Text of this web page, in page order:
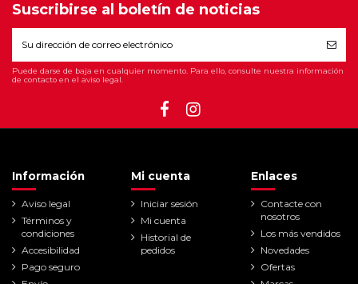
Suscribirse al boletín de noticias
Puede darse de baja en cualquier momento. Para ello, consulte nuestra información
de contacto en el aviso legal.
Información
Aviso legal
Términos y
condiciones
Accesibilidad
Pago seguro
Mi cuenta
Iniciar sesión
Mi cuenta
Historial de
pedidos
Enlaces
Contacte con
nosotros
Los más vendidos
Novedades
Ofertas